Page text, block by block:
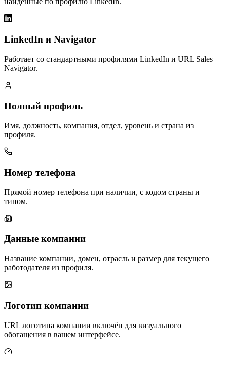
LinkedIn и Navigator
Работает со стандартными профилями LinkedIn и URL Sales
Navigator.
Полный профиль
Имя, должность, компания, отдел, уровень и страна из
профиля.
Номер телефона
Прямой номер телефона при наличии, с кодом страны и
типом.
Данные компании
Название компании, домен, отрасль и размер для текущего
работодателя из профиля.
Логотип компании
URL логотипа компании включён для визуального
обогащения в вашем интерфейсе.